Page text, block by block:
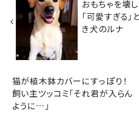
おもちゃを壊
「可愛すぎる
き犬のルナ
猫が植木鉢カバーにすっぽり！
飼い主ツッコミ「それ君が入らん
ように…」